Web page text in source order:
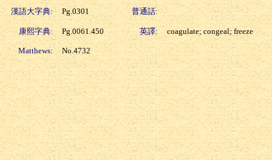
漢語大字典:
Pg.0301 普通話:
康熙字典: Pg.0061.450 英譯: coagulate; congeal; freeze
Matthews: No.4732